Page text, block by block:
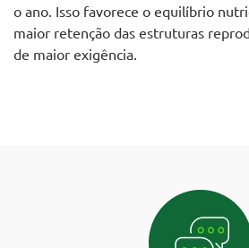
o ano. Isso favorece o equilíbrio
maior retenção das estruturas
de maior exigência.